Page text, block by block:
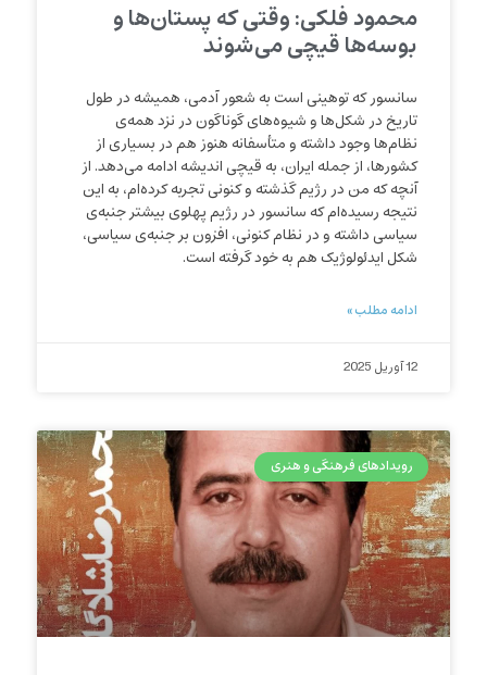
محمود فلکی: وقتی که پستان‌ها و
بوسه‌ها قیچی می‌شوند
سانسور که توهینی است به شعور آدمی، همیشه در طول
تاریخ در شکل‌ها و شیوه‌های گوناگون در نزد همه‌ی
نظام‌ها وجود داشته و متأسفانه هنوز هم در بسیاری از
کشورها، از جمله ایران، به قیچی اندیشه ادامه می‌دهد. از
آنچه که من در رژیم گذشته و کنونی تجربه کرده‌ام، به این
نتیجه رسیده‌ام که سانسور در رژیم پهلوی بیشتر جنبه‌ی
سیاسی داشته و در نظام کنونی، افزون بر جنبه‌ی سیاسی،
شکل ایدئولوژیک هم به خود گرفته است.
ادامه مطلب »
12 آوریل 2025
رویدادهای فرهنگی و هنری